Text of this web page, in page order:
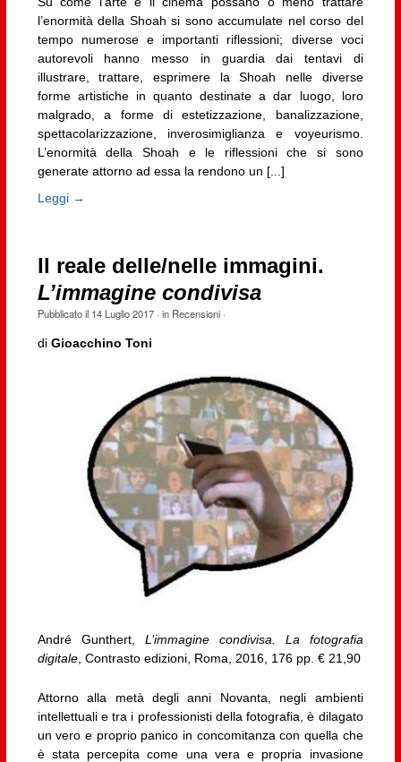
l’enormità della Shoah si sono accumulate nel corso del
tempo numerose e importanti riflessioni; diverse voci
autorevoli hanno messo in guardia dai tentavi di
illustrare, trattare, esprimere la Shoah nelle diverse
forme artistiche in quanto destinate a dar luogo, loro
malgrado, a forme di estetizzazione, banalizzazione,
spettacolarizzazione, inverosimiglianza e voyeurismo.
L’enormità della Shoah e le riflessioni che si sono
generate attorno ad essa la rendono un [...]
Leggi →
Il reale delle/nelle immagini.
L’immagine condivisa
Pubblicato il 14 Luglio 2017· in Recensioni·
di Gioacchino Toni
André Gunthert, L’immagine condivisa. La fotografia
digitale, Contrasto edizioni, Roma, 2016, 176 pp. € 21,90
Attorno alla metà degli anni Novanta, negli ambienti
intellettuali e tra i professionisti della fotografia, è dilagato
un vero e proprio panico in concomitanza con quella che
è stata percepita come una vera e propria invasione